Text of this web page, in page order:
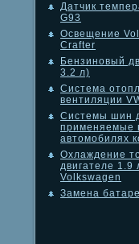
Датчик
G93
Освещение
Crafter
Бензиновый
3.2 л)
Система
вентиляции
Системы шин
применяемые
автомобилях
Охлаждение
двигателе 1.9
Volkswagen
Замена